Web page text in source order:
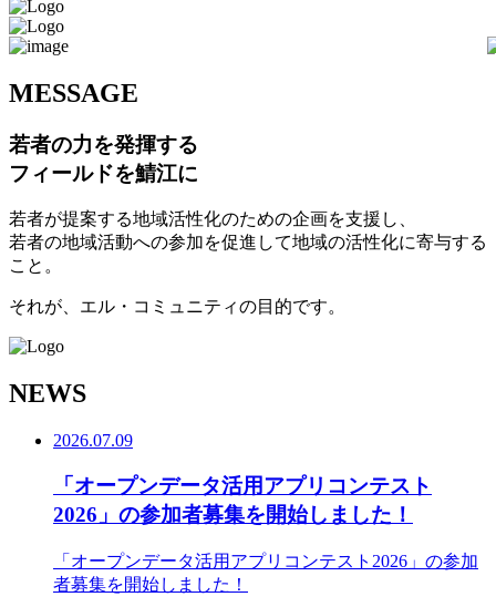
MESSAGE
若者の力を発揮する
フィールドを鯖江に
若者が提案する地域活性化のための企画を支援し、
若者の地域活動への参加を促進して地域の活性化に寄与する
こと。
それが、エル・コミュニティの目的です。
NEWS
2026.07.09
「オープンデータ活用アプリコンテスト
2026」の参加者募集を開始しました！
「オープンデータ活用アプリコンテスト2026」の参加
者募集を開始しました！